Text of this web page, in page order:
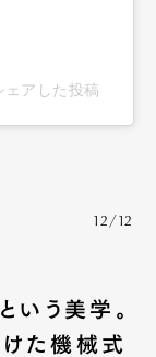
アした投稿
12/12
いう美学。
た機械式